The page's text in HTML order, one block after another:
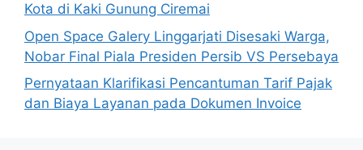
Kota di Kaki Gunung Ciremai
Open Space Galery Linggarjati Disesaki Warga,
Nobar Final Piala Presiden Persib VS Persebaya
Pernyataan Klarifikasi Pencantuman Tarif Pajak
dan Biaya Layanan pada Dokumen Invoice